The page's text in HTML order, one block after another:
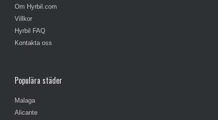
Om Hyrbil.com
Villkor
Hyrbil FAQ
Kontakta oss
Populära städer
Malaga
Alicante